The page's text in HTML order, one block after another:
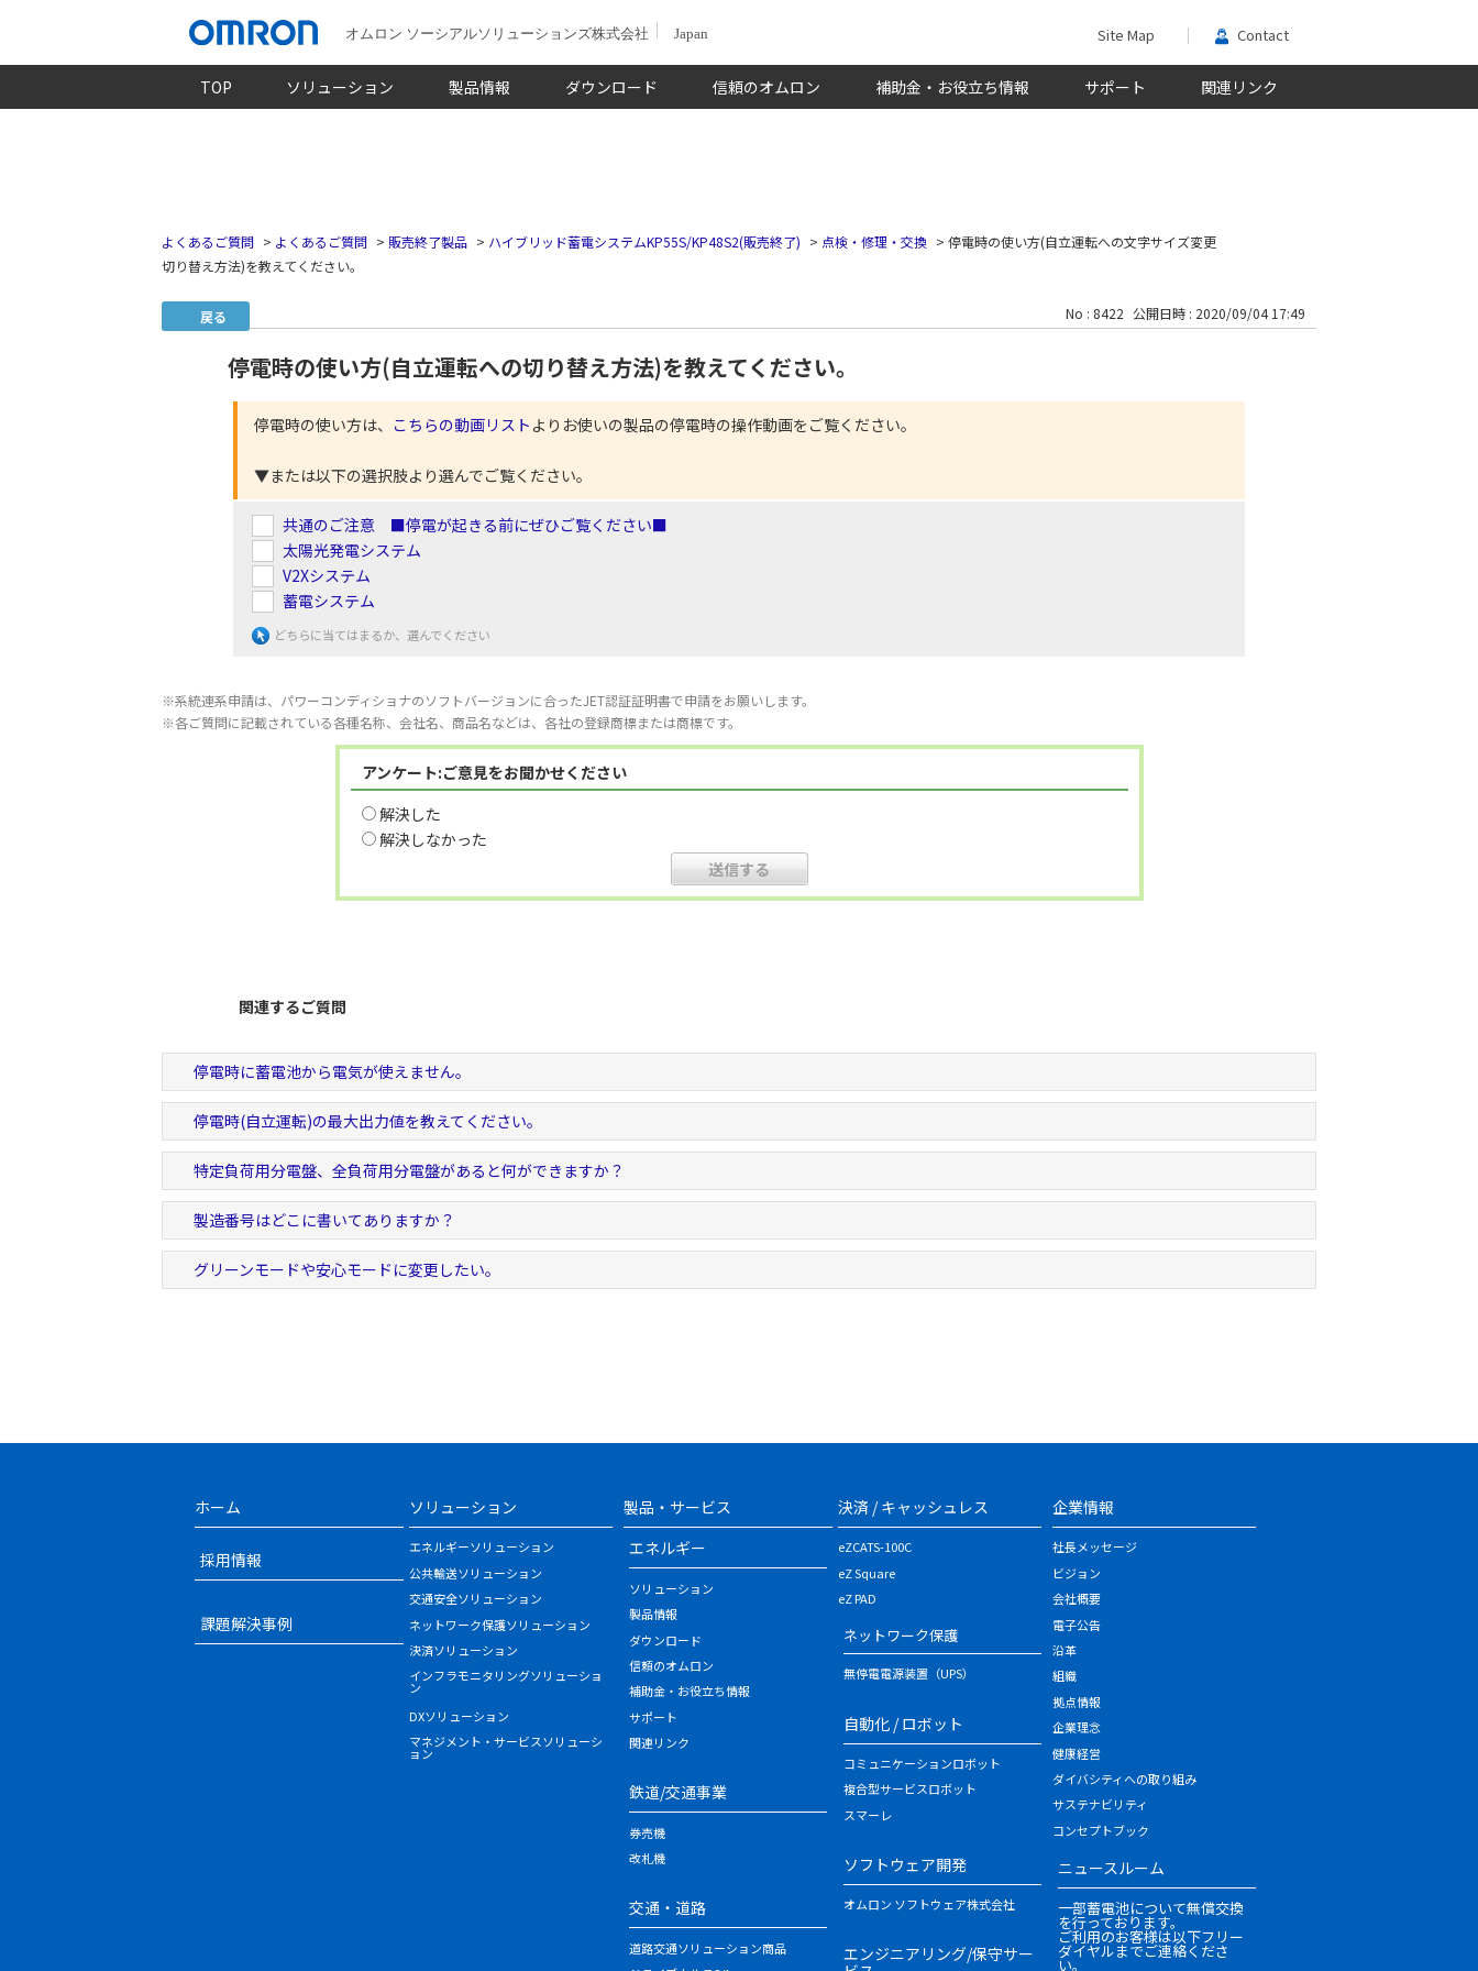
オムロン ソーシアルソリューションズ株式会社 Japan Site Map Contact
TOP ソリューション 製品情報 ダウンロード 信頼のオムロン 補助金・お役立ち情報 サポート 関連リンク
文字サイズ変更
よくあるご質問 > よくあるご質問 > 販売終了製品 > ハイブリッド蓄電システムKP55S/KP48S2(販売終了) > 点検・修理・交換 > 停電時の使い方(自立運転への
切り替え方法)を教えてください。
戻る No : 8422 公開日時 : 2020/09/04 17:49
停電時の使い方(自立運転への切り替え方法)を教えてください。
停電時の使い方は、 こちらの動画リスト よりお使いの製品の停電時の操作動画をご覧ください。
▼または以下の選択肢より選んでご覧ください。
共通のご注意 ■停電が起きる前にぜひご覧ください■
太陽光発電システム
V2Xシステム
蓄電システム
どちらに当てはまるか、選んでください
※系統連系申請は、パワーコンディショナのソフトバージョンに合ったJET認証証明書で申請をお願いします。
※各ご質問に記載されている各種名称、会社名、商品名などは、各社の登録商標または商標です。
アンケート:ご意見をお聞かせください
解決した
解決しなかった
関連するご質問
停電時に蓄電池から電気が使えません。
停電時(自立運転)の最大出力値を教えてください。
特定負荷用分電盤、全負荷用分電盤があると何ができますか？
製造番号はどこに書いてありますか？
グリーンモードや安心モードに変更したい。
ホーム
採用情報
課題解決事例
ソリューション
エネルギーソリューション
公共輸送ソリューション
交通安全ソリューション
ネットワーク保護ソリューション
決済ソリューション
インフラモニタリングソリューショ
ン
DXソリューション
マネジメント・サービスソリューシ
ョン
製品・サービス
エネルギー
ソリューション
製品情報
ダウンロード
信頼のオムロン
補助金・お役立ち情報
サポート
関連リンク
鉄道/交通事業
券売機
改札機
交通・道路
道路交通ソリューション商品
決済 / キャッシュレス
eZCATS-100C
eZ Square
eZ PAD
ネットワーク保護
無停電電源装置（UPS）
自動化 / ロボット
コミュニケーションロボット
複合型サービスロボット
スマーレ
ソフトウェア開発
オムロン ソフトウェア株式会社
エンジニアリング/保守サー
企業情報
社長メッセージ
ビジョン
会社概要
電子公告
沿革
組織
拠点情報
企業理念
健康経営
ダイバシティへの取り組み
サステナビリティ
コンセプトブック
ニュースルーム
一部蓄電池について無償交換
を行っております。
ご利用のお客様は以下フリー
ダイヤルまでご連絡くださ
い。